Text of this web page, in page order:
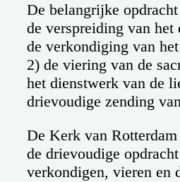
De belangrijke
de verspreiding van het
de verkondiging van
2) de viering van de
het dienstwerk van de
drievoudige zending
De Kerk van
de drievoudige
verkondigen, vieren en